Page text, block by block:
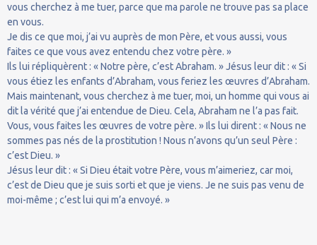
vous cherchez à me tuer, parce que ma parole ne trouve pas sa place
en vous.
Je dis ce que moi, j’ai vu auprès de mon Père, et vous aussi, vous
faites ce que vous avez entendu chez votre père. »
Ils lui répliquèrent : « Notre père, c’est Abraham. » Jésus leur dit : « Si
vous étiez les enfants d’Abraham, vous feriez les œuvres d’Abraham.
Mais maintenant, vous cherchez à me tuer, moi, un homme qui vous ai
dit la vérité que j’ai entendue de Dieu. Cela, Abraham ne l’a pas fait.
Vous, vous faites les œuvres de votre père. » Ils lui dirent : « Nous ne
sommes pas nés de la prostitution ! Nous n’avons qu’un seul Père :
c’est Dieu. »
Jésus leur dit : « Si Dieu était votre Père, vous m’aimeriez, car moi,
c’est de Dieu que je suis sorti et que je viens. Je ne suis pas venu de
moi-même ; c’est lui qui m’a envoyé. »